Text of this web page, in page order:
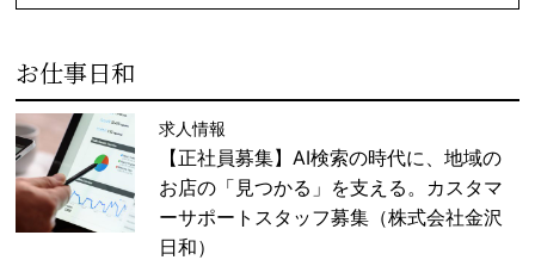
お仕事日和
求人情報
【正社員募集】AI検索の時代に、地域の
お店の「見つかる」を支える。カスタマ
ーサポートスタッフ募集（株式会社金沢
日和）